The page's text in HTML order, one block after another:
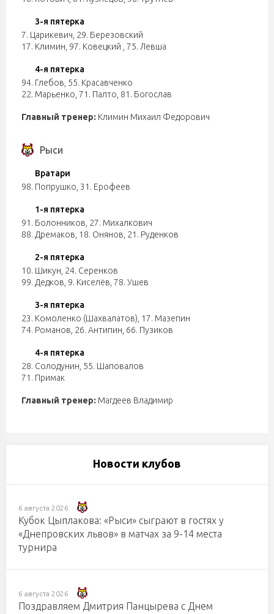
3-я пятерка
7. Царикевич 29. Березовский
17. Климин 97. Ковецкий 75. Левша
4-я пятерка
94. Глебов 55. Красавченко
22. Марьенко 71. Палто 81. Богослав
Главный тренер: Климин Михаил Федорович
Рыси
Вратари
98. Попрушко 31. Ерофеев
1-я пятерка
91. Болонников 27. Михалкович
88. Дремаков 18. Онянов 21. Руденков
2-я пятерка
10. Шикун 24. Серенков
99. Дедков 9. Киселёв 78. Ушев
3-я пятерка
23. Комоленко (Шахвалатов) 17. Мазепин
74. Романов 26. Антипин 66. Пузиков
4-я пятерка
28. Солодунин 55. Шаповалов
71. Примак
Главный тренер: Магдеев Владимир
Новости клубов
6 августа 2026
Кубок Цыплакова: «Рыси» сыграют в гостях у
«Днепровских львов» в матчах за 9-14 места
турнира
6 августа 2026
Поздравляем Дмитрия Панцырева с Днем